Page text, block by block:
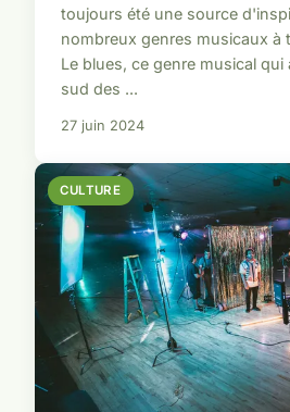
toujours été une source
nombreux genres musicaux à
Le blues, ce genre musical qui
sud des ...
27 juin 2024
CULTURE